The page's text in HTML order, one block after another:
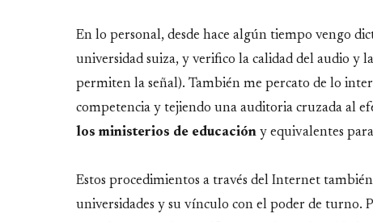
En lo personal, desde hace algún tiempo vengo
universidad suiza, y verifico la calidad del audio y
permiten la señal). También me percato de lo
competencia y tejiendo una auditoria cruzada al
los ministerios de educación y equivalentes
Estos procedimientos a través del Internet
universidades y su vínculo con el poder de turno.